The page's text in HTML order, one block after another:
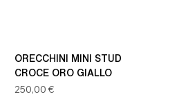
ORECCHINI MINI STUD
CROCE ORO GIALLO
Prezzo
250,00 €